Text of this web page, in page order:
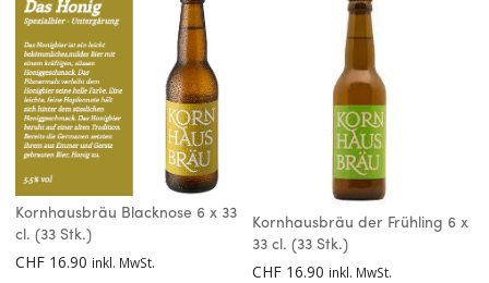
Kornhausbräu Blacknose 6 x 33
cl. (33 Stk.)
CHF 16.90 inkl. MwSt.
Kornhausbräu der Frühling 6 x
33 cl. (33 Stk.)
CHF 16.90 inkl. MwSt.